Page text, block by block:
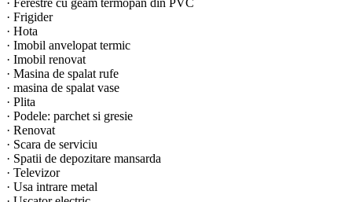
· Frigider
· Hota
· Imobil anvelopat termic
· Imobil renovat
· Masina de spalat rufe
· masina de spalat vase
· Plita
· Podele: parchet si gresie
· Renovat
· Scara de serviciu
· Spatii de depozitare mansarda
· Televizor
· Usa intrare metal